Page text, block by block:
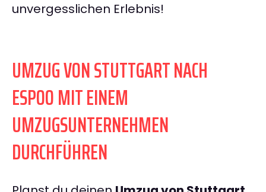
unvergesslichen Erlebnis!
UMZUG VON STUTTGART NACH
ESPOO MIT EINEM
UMZUGSUNTERNEHMEN
DURCHFÜHREN